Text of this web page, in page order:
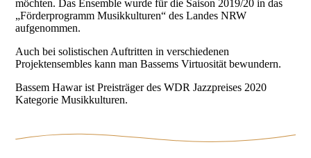
möchten. Das Ensemble wurde für die Saison 2019/20 in das
„Förderprogramm Musikkulturen“ des Landes NRW
aufgenommen.
Auch bei solistischen Auftritten in verschiedenen
Projektensembles kann man Bassems Virtuosität bewundern.
Bassem Hawar ist Preisträger des WDR Jazzpreises 2020
Kategorie Musikkulturen.